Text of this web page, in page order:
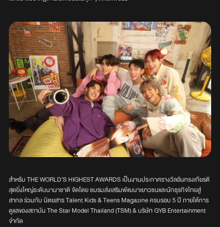
สำหรับ THE WORLD’S HIGHEST AWARDS เป็นงานประกาศรางวัลอันทรงเกียรติ
สุดยิ่งใหญ่ระดับนานาชาติ จัดโดย ชมรมส่งเสริมพัฒนาเยาวชนและนักธุรกิจไทยสู่
สากล ร่วมกับ นิตยสาร Talent Kids & Teens Magazine ครบรอบ 5 ปี ภายใต้การ
ดูแลของสถาบัน The Star Model Thailand (TSM) & บริษัท GYB Entertainment
จำกัด